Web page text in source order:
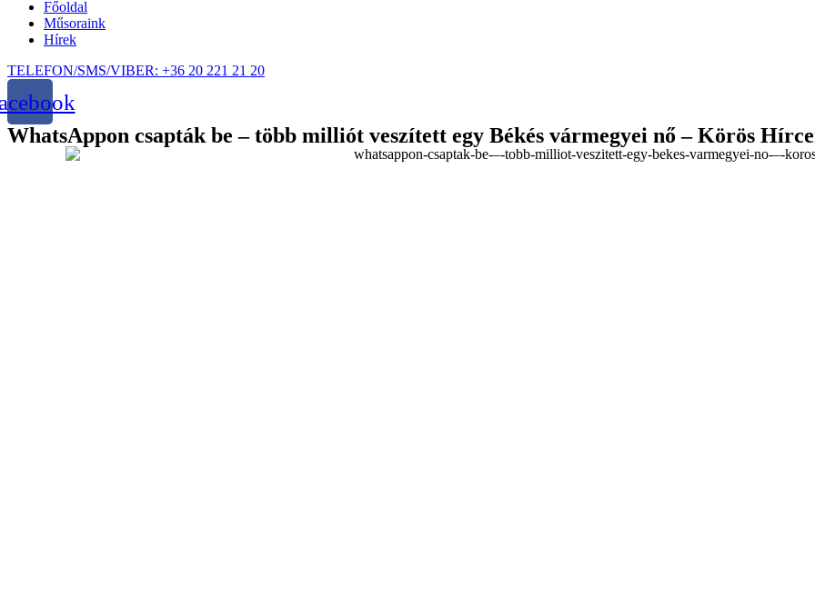
Főoldal
Műsoraink
Hírek
TELEFON/SMS/VIBER: +36 20 221 21 20
WhatsAppon csapták be – több milliót veszített egy Békés vármegyei nő – Körös